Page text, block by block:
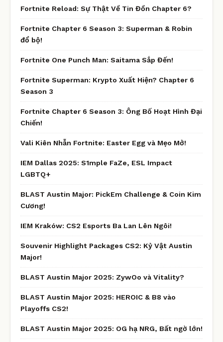
Fortnite Reload: Sự Thật Về Tin Đồn Chapter 6?
Fortnite Chapter 6 Season 3: Superman & Robin
đổ bộ!
Fortnite One Punch Man: Saitama Sắp Đến!
Fortnite Superman: Krypto Xuất Hiện? Chapter 6
Season 3
Fortnite Chapter 6 Season 3: Ông Bố Hoạt Hình Đại
Chiến!
Vali Kiên Nhẫn Fortnite: Easter Egg và Mẹo Mở!
IEM Dallas 2025: S1mple FaZe, ESL Impact
LGBTQ+
BLAST Austin Major: PickEm Challenge & Coin Kim
Cương!
IEM Kraków: CS2 Esports Ba Lan Lên Ngôi!
Souvenir Highlight Packages CS2: Kỷ Vật Austin
Major!
BLAST Austin Major 2025: ZywOo và Vitality?
BLAST Austin Major 2025: HEROIC & B8 vào
Playoffs CS2!
BLAST Austin Major 2025: OG hạ NRG, Bất ngờ lớn!